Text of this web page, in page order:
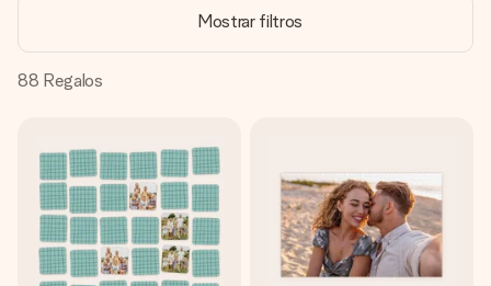
Crea algo único en pocos pasos – con su nombre, tu foto o
un mensaje que llegue al corazón. Sin complicaciones, solo
todo el amor para el momento.
Mostrar filtros
88 Regalos